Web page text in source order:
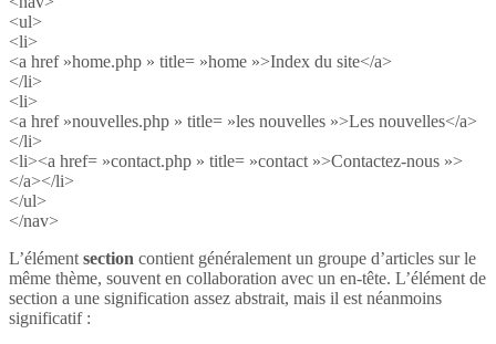
<ul>
<li>
<a href »home.php » title= »home »>Index du site</a>
</li>
<li>
<a href »nouvelles.php » title= »les nouvelles »>Les nouvelles</a>
</li>
<li><a href= »contact.php » title= »contact »>Contactez-nous »>
</a></li>
</ul>
</nav>
L’élément section contient généralement un groupe d’articles sur le
même thème, souvent en collaboration avec un en-tête. L’élément de
section a une signification assez abstrait, mais il est néanmoins
significatif :